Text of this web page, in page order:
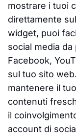
mostrare i tuoi
direttamente
widget, puoi
social media
Facebook,
sul tuo sito
mantenere il
contenuti
il
account di